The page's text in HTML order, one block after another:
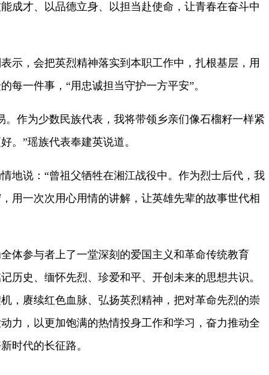
成才、以品德立身、以担当赴使命，让青春在奋斗中
，会把英烈精神落实到本职工作中，扎根基层，用
每一件事，“用忠诚担当守护一方平安”。
作为少数民族代表，我将带领乡亲们像石榴籽一样紧
。”瑶族代表奉建英说道。
说：“曾祖父牺牲在湘江战役中。作为烈士后代，我
用一次次用心用情的讲解，让英雄先辈的故事世代相
参与者上了一堂深刻的爱国主义和革命传统教育
历史、缅怀先烈、珍爱和平、开创未来的思想共识。
，赓续红色血脉、弘扬英烈精神，把对革命先烈的崇
力，以更加饱满的热情投身工作和学习，奋力推动全
时代的长征路。